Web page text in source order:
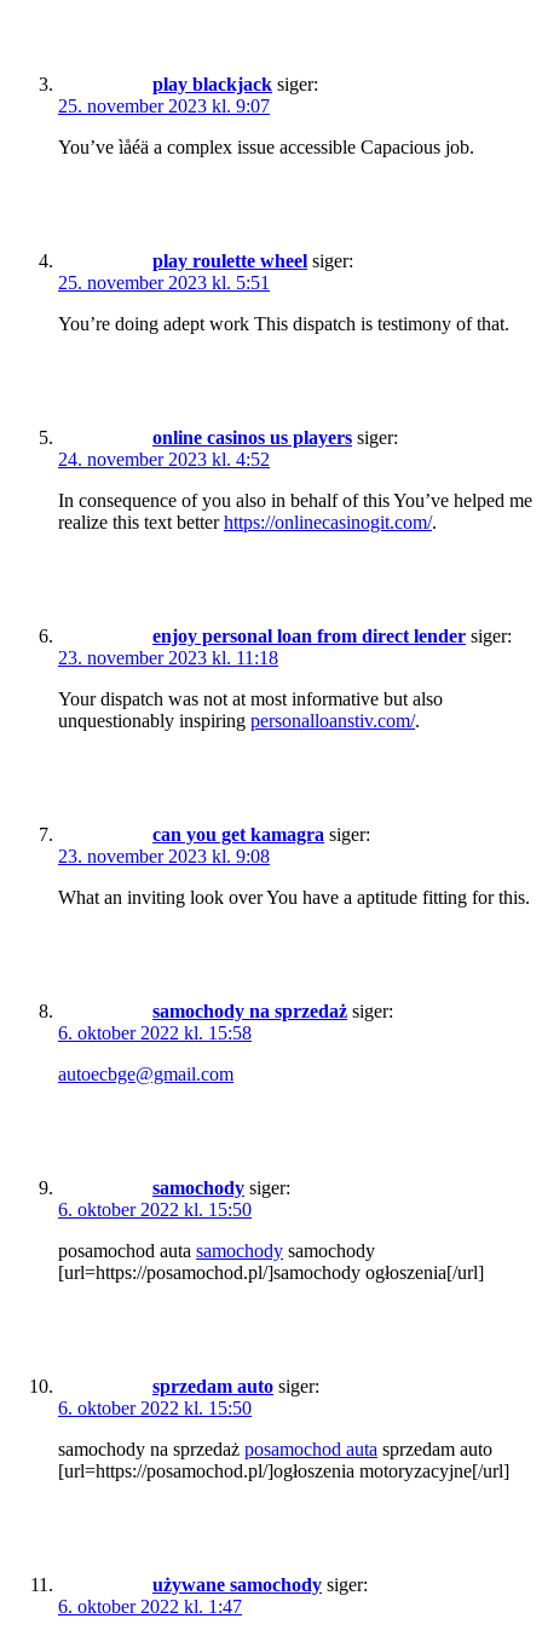
play blackjack siger:
25. november 2023 kl. 9:07
You’ve ìåéä a complex issue accessible Capacious job.
play roulette wheel siger:
25. november 2023 kl. 5:51
You’re doing adept work This dispatch is testimony of that.
online casinos us players siger:
24. november 2023 kl. 4:52
In consequence of you also in behalf of this You’ve helped me
realize this text betterhttps://onlinecasinogit.com/.
enjoy personal loan from direct lender siger:
23. november 2023 kl. 11:18
Your dispatch was not at most informative but also
unquestionably inspiring personalloanstiv.com/.
can you get kamagra siger:
23. november 2023 kl. 9:08
What an inviting look over You have a aptitude fitting for this.
samochody na sprzedaż siger:
6. oktober 2022 kl. 15:58
autoecbge@gmail.com
samochody siger:
6. oktober 2022 kl. 15:50
posamochod auta samochody samochody
[url=https://posamochod.pl/]samochody ogłoszenia[/url]
sprzedam auto siger:
6. oktober 2022 kl. 15:50
samochody na sprzedaż posamochod auta sprzedam auto
[url=https://posamochod.pl/]ogłoszenia motoryzacyjne[/url]
używane samochody siger:
6. oktober 2022 kl. 1:47